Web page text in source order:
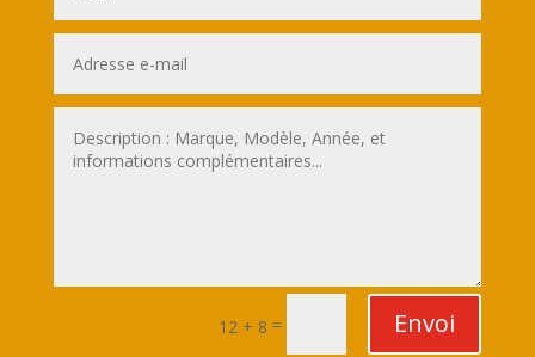
12 + 8 = Envoi